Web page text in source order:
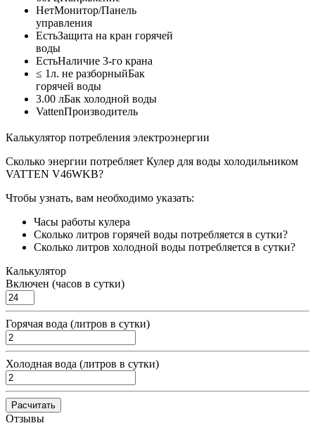
НетМонитор/Панель
управления
ЕстьЗащита на кран горячей
воды
ЕстьНаличие 3-го крана
≤ 1л. не разборныйБак
горячей воды
3.00 лБак холодной воды
VattenПроизводитель
Калькулятор потребления электроэнергии
Сколько энергии потребляет Кулер для воды холодильником
VATTEN V46WKB?
Чтобы узнать, вам необходимо указать:
Часы работы кулера
Сколько литров горячей воды потребляется в сутки?
Сколько литров холодной воды потребляется в сутки?
Калькулятор
Включен (часов в сутки)
Горячая вода (литров в сутки)
Холодная вода (литров в сутки)
Расчитать
Отзывы